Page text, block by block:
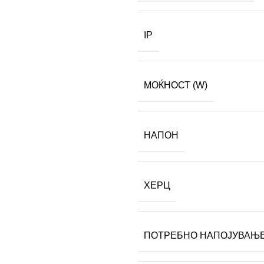
IP
МОЌНОСТ (W)
НАПОН
ХЕРЦ
ПОТРЕБНО